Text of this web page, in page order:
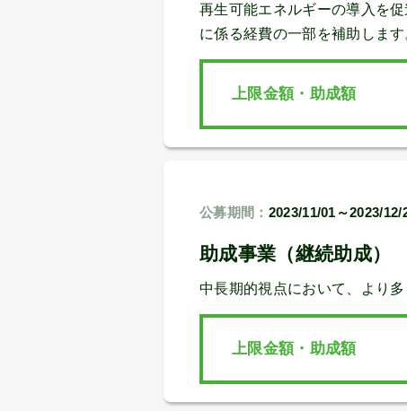
再生可能エネルギーの導入を
に係る経費の一部を補助します
上限金額・助成額
公募期間： 2023/11/01～2023/12/
助成事業（継続助成）
中長期的視点において、より
上限金額・助成額